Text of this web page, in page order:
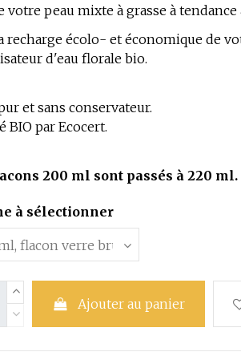
votre peau mixte à grasse à tendance
recharge écolo- et économique de
d'eau florale bio.
et sans conservateur.
BIO par Ecocert.
200 ml sont passés à 220 ml.
à sélectionner
Ajouter au panier